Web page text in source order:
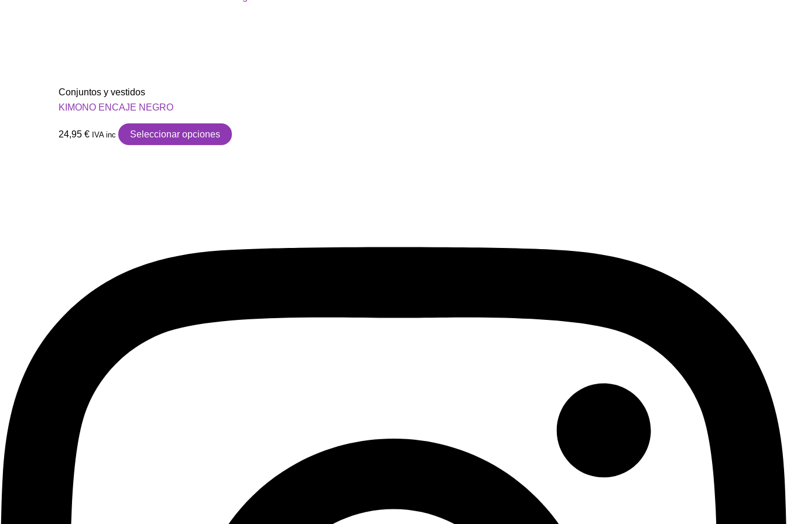
Conjuntos y vestidos
KIMONO ENCAJE NEGRO
24,95 € IVA inc Seleccionar opciones